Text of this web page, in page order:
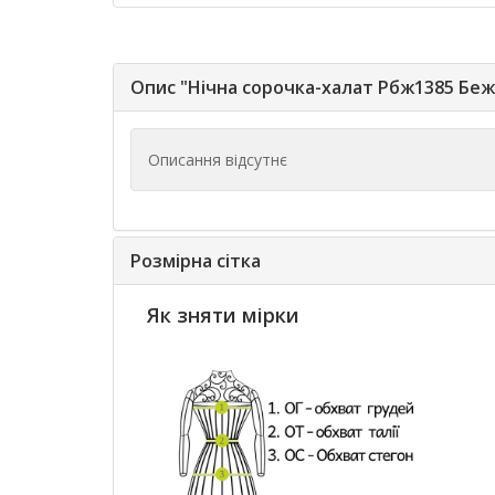
Опис "Нічна сорочка-халат Рбж1385
Описання відсутнє
Розмірна сітка
Як зняти мірки